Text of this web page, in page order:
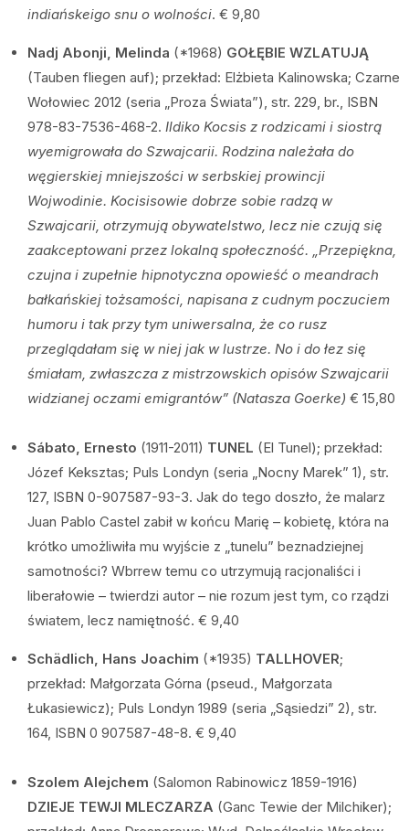
indiańskeigo snu o wolności. € 9,80
Nadj Abonji, Melinda (*1968) GOŁĘBIE WZLATUJĄ
(Tauben fliegen auf); przekład: Elżbieta Kalinowska; Czarne
Wołowiec 2012 (seria „Proza Świata”), str. 229, br., ISBN
978-83-7536-468-2. Ildiko Kocsis z rodzicami i siostrą
wyemigrowała do Szwajcarii. Rodzina należała do
węgierskiej mniejszości w serbskiej prowincji
Wojwodinie. Kocisisowie dobrze sobie radzą w
Szwajcarii, otrzymują obywatelstwo, lecz nie czują się
zaakceptowani przez lokalną społeczność. „Przepiękna,
czujna i zupełnie hipnotyczna opowieść o meandrach
bałkańskiej tożsamości, napisana z cudnym poczuciem
humoru i tak przy tym uniwersalna, że co rusz
przeglądałam się w niej jak w lustrze. No i do łez się
śmiałam, zwłaszcza z mistrzowskich opisów Szwajcarii
widzianej oczami emigrantów” (Natasza Goerke) € 15,80
Sábato, Ernesto (1911-2011) TUNEL (El Tunel); przekład:
Józef Keksztas; Puls Londyn (seria „Nocny Marek” 1), str.
127, ISBN 0-907587-93-3. Jak do tego doszło, że malarz
Juan Pablo Castel zabił w końcu Marię – kobietę, która na
krótko umożliwiła mu wyjście z „tunelu” beznadziejnej
samotności? Wbrrew temu co utrzymują racjonaliści i
liberałowie – twierdzi autor – nie rozum jest tym, co rządzi
światem, lecz namiętność. € 9,40
Schädlich, Hans Joachim (*1935) TALLHOVER;
przekład: Małgorzata Górna (pseud., Małgorzata
Łukasiewicz); Puls Londyn 1989 (seria „Sąsiedzi” 2), str.
164, ISBN 0 907587-48-8. € 9,40
Szolem Alejchem (Salomon Rabinowicz 1859-1916)
DZIEJE TEWJI MLECZARZA (Ganc Tewie der Milchiker);